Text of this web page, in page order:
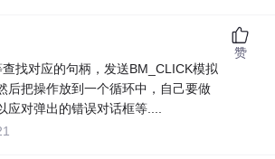
找对应的句柄，发送BM_CLICK模拟
后把操作放到一个循环中，自己要做
应对弹出的错误对话框等....
赞